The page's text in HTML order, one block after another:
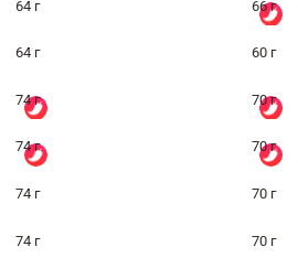
64 г 66 г
64 г 60 г
74 г 70 г
74 г 70 г
74 г 70 г
74 г 70 г